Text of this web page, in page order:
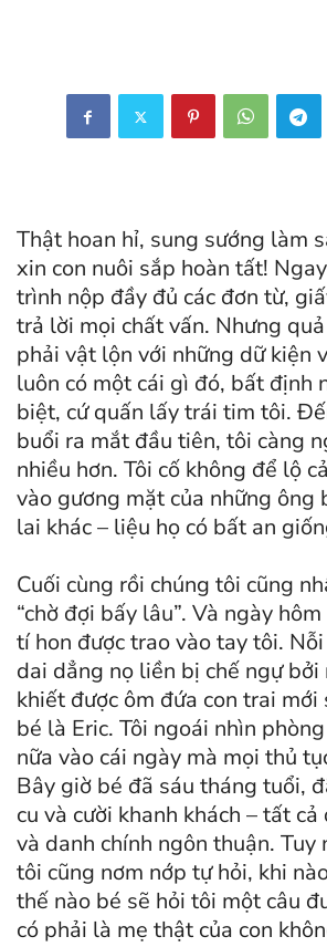
Thật hoan hỉ, sung sướng làm
xin con nuôi sắp hoàn tất!
trình nộp đầy đủ các đơn từ,
trả lời mọi chất vấn. Nhưng
phải vật lộn với những dữ kiện
luôn có một cái gì đó, bất định
biệt, cứ quấn lấy trái tim tôi.
buổi ra mắt đầu tiên, tôi càng
nhiều hơn. Tôi cố không để lộ
vào gương mặt của những ông
lai khác – liệu họ có bất an
Cuối cùng rồi chúng tôi cũng
“chờ đợi bấy lâu”. Và ngày
tí hon được trao vào tay tôi.
dai dẳng nọ liền bị chế ngự bởi
khiết được ôm đứa con trai
bé là Eric. Tôi ngoái nhìn
nữa vào cái ngày mà mọi thủ
Bây giờ bé đã sáu tháng tuổi,
cu và cười khanh khách – tất
và danh chính ngôn thuận. Tuy
tôi cũng nơm nớp tự hỏi, khi
thế nào bé sẽ hỏi tôi một câu
có phải là mẹ thật của con